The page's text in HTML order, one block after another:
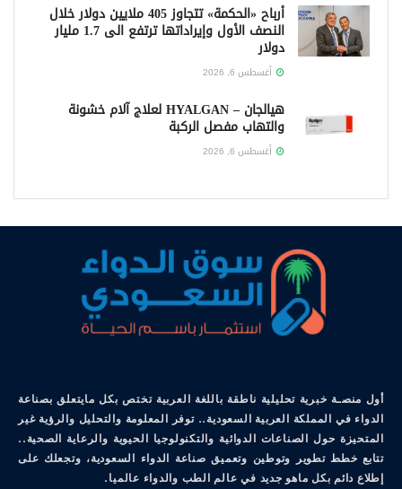
أرباح «الحكمة» تتجاوز 405 ملايين دولار خلال
النصف الأول وإيراداتها ترتفع الى 1.7 مليار
دولار
أغسطس 6, 2026
هيالجان – HYALGAN لعلاج آلام خشونة
والتهاب مفصل الركبة
أغسطس 6, 2026
أول منصـة خبرية تحليلية ناطقة باللغة العربية تختص بكل مايتعلق بصناعة
الدواء في المملكة العربية السعودية.. توفر المعلومة والتحليل والرؤية غير
المتحيزة حول الصناعات الدوائية والتكنولوجيا الحيوية والرعاية الصحية..
تتابع خطط تطوير وتوطين وتعميق صناعة الدواء السعودية، وتجعلك على
إطلاع دائم بكل ماهو جديد في عالم الطب والدواء عالميا.